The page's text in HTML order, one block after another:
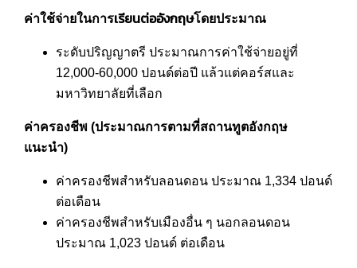
ค่าใช้จ่ายในการเรียนต่ออังกฤษโดยประมาณ
ระดับปริญญาตรี ประมาณการค่าใช้จ่ายอยู่ที่
12,000-60,000 ปอนด์ต่อปี แล้วแต่คอร์สและ
มหาวิทยาลัยที่เลือก
ค่าครองชีพ (ประมาณการตามที่สถานทูตอังกฤษ
แนะนำ)
ค่าครองชีพสำหรับลอนดอน ประมาณ 1,334 ปอนด์
ต่อเดือน
ค่าครองชีพสำหรับเมืองอื่น ๆ นอกลอนดอน
ประมาณ 1,023 ปอนด์ ต่อเดือน